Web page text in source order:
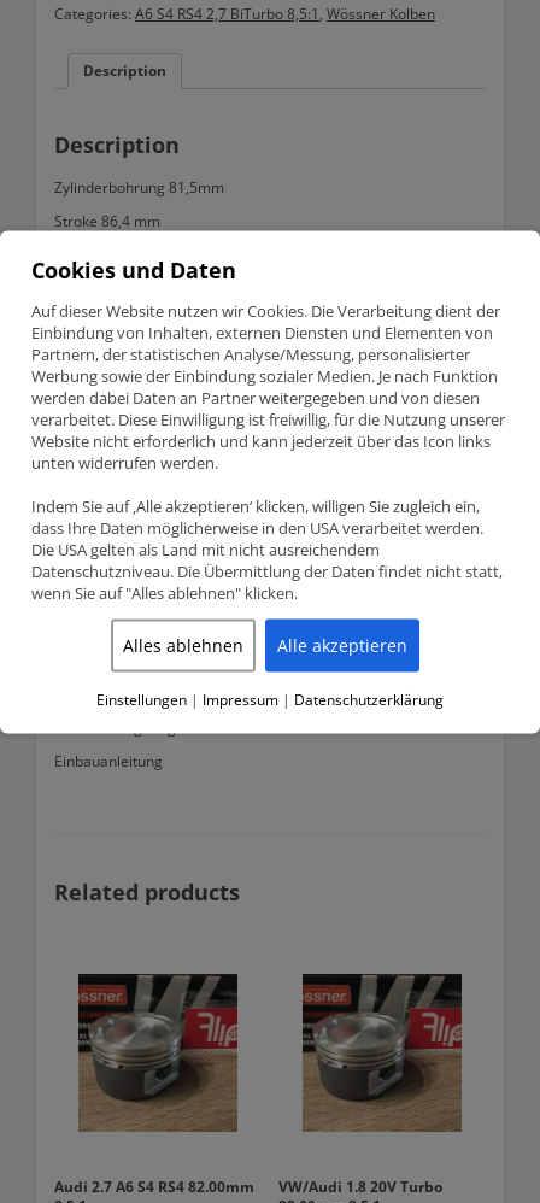
81.50mm
quantity
Categories: A6 S4 RS4 2,7 BiTurbo 8,5:1 , Wössner Kolben
Description
Description
Zylinderbohrung 81,5mm
Stroke 86,4 mm
Gewicht 278g
Kolbenbolzen 21mm
Passend für A6 S4 RS4 2,7 BiTurbo
Motorcode AGB,ASJ,AZB,AZR,AZF,AJK,ARE,AZA,BES,….
Geschmiedetes 4032-T6 Material
Lieferumfang
6 Kolben
6 Kolbenbolzen
Einbauanleitung
Related products
Audi 2.7 A6 S4 RS4 82.00mm
VW/Audi 1.8 20V Turbo
Cookies und Daten
Auf dieser Website nutzen wir Cookies. Die Verarbeitung dient der
Einbindung von Inhalten, externen Diensten und Elementen von
Partnern, der statistischen Analyse/Messung, personalisierter
Werbung sowie der Einbindung sozialer Medien. Je nach Funktion
werden dabei Daten an Partner weitergegeben und von diesen
verarbeitet. Diese Einwilligung ist freiwillig, für die Nutzung unserer
Website nicht erforderlich und kann jederzeit über das Icon links
unten widerrufen werden.
Indem Sie auf ‚Alle akzeptieren‘ klicken, willigen Sie zugleich ein,
dass Ihre Daten möglicherweise in den USA verarbeitet werden.
Die USA gelten als Land mit nicht ausreichendem
Datenschutzniveau. Die Übermittlung der Daten findet nicht statt,
wenn Sie auf "Alles ablehnen" klicken.
Alles ablehnen Alle akzeptieren
Einstellungen | Impressum | Datenschutzerklärung